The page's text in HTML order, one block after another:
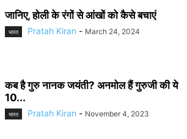
जानिए, होली के रंगों से आंखों को कैसे बचाएं
भारत Pratah Kiran - March 24, 2024
कब है गुरु नानक जयंती? अनमोल हैं गुरुजी की ये
10...
भारत Pratah Kiran - November 4, 2023